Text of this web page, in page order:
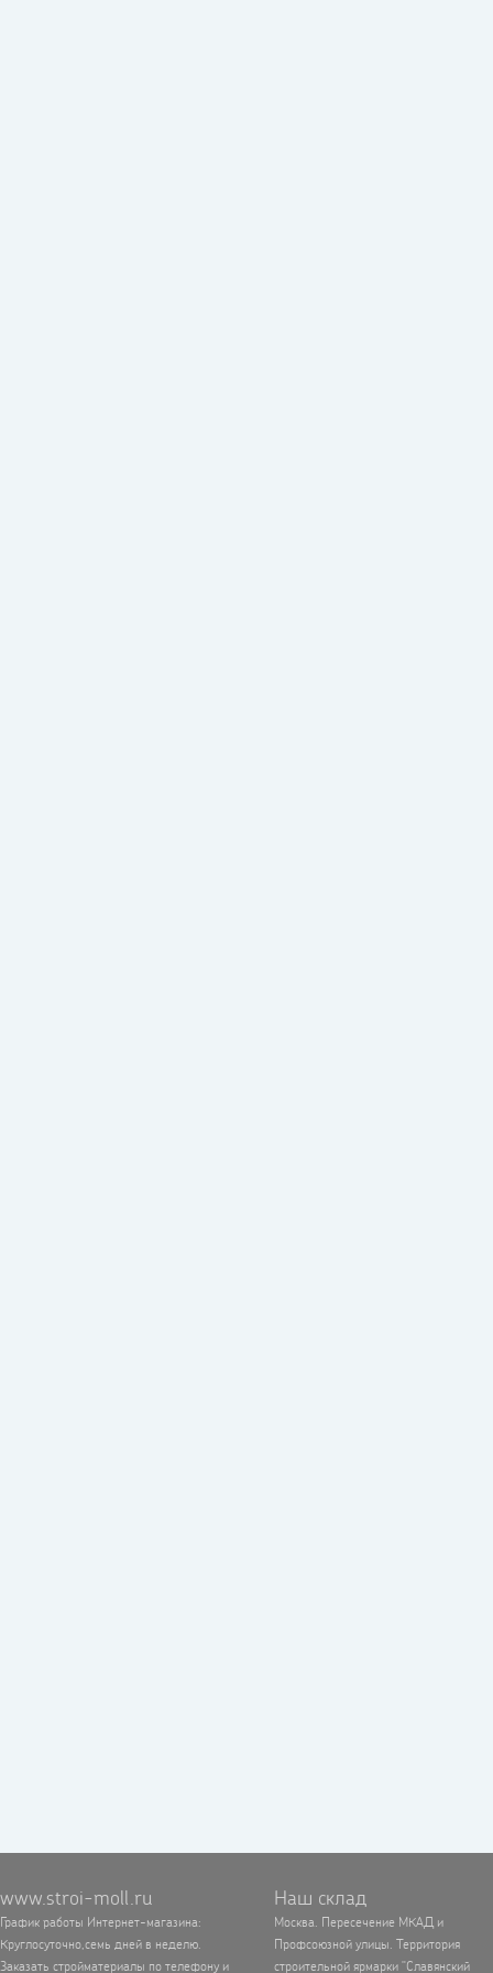
www.stroi-moll.ru
График работы Интернет-магазина:
Круглосуточно,семь дней в неделю.
Заказать стройматериалы по телефону и
Наш склад
Москва. Пересечение МКАД и
Профсоюзной улицы. Территория
строительной ярмарки "Славянский